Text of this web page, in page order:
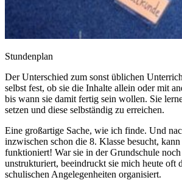
Stundenplan
Der Unterschied zum sonst üblichen
selbst fest, ob sie die Inhalte allein oder mit
bis wann sie damit fertig sein wollen. Sie
setzen und diese selbständig zu erreichen.
Eine großartige Sache, wie ich finde. Und
inzwischen schon die 8. Klasse besucht,
funktioniert! War sie in der Grundschule
unstrukturiert, beeindruckt sie mich heute oft
schulischen Angelegenheiten organisiert.